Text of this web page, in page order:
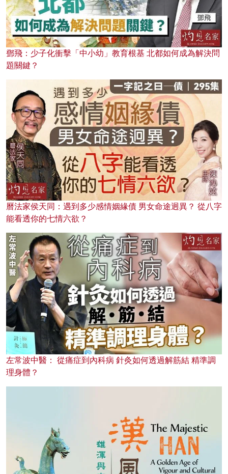
鄧飛：少子化衝擊「中小幼」教育根基 北都如何成為解決問
題關鍵？
曆法家侯天同：遇到多少感情姻緣債 男女命途迥異？ 從八字
能看透你的七情六欲？
左常波中醫： 從痛症到內科病 針灸如何透過解筋結 精準調
理身體？